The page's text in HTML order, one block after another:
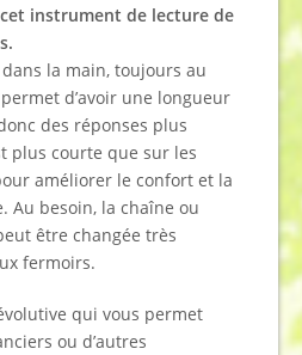
instrument de lecture de
la main, toujours au
d’avoir une longueur
des réponses plus
plus courte que sur les
améliorer le confort et la
Au besoin, la chaîne ou
être changée très
fermoirs.
qui vous permet
ou d’autres